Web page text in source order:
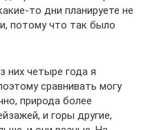
то дни планируете не
потому что так было
них четыре года я
сравнивать могу
природа более
и горы другие,